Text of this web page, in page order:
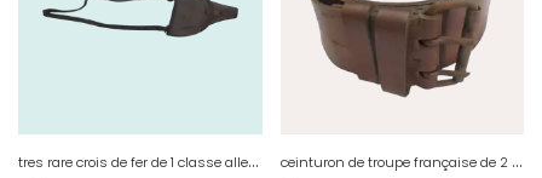
t
res rare crois de fer de 1 classe allemande 2 guerre
c
einturon de troupe française de 2 guerre mondiale avec marquage